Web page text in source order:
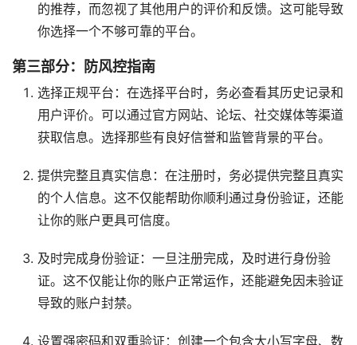
的推荐，而忽视了其他用户的评价和反馈。这可能导致
你选择一个不够可靠的平台。
第三部分：防风控指南
选择正规平台：在选择平台时，务必查看其历史记录和
用户评价。可以通过官方网站、论坛、社交媒体等渠道
获取信息。选择那些有良好信誉和监管背景的平台。
提供完整且真实信息：在注册时，务必提供完整且真实
的个人信息。这不仅能帮助你顺利通过身份验证，还能
让你的账户更具可信度。
及时完成身份验证：一旦注册完成，及时进行身份验
证。这不仅能让你的账户正常运作，还能避免因未验证
导致的账户封禁。
设置强密码和双重验证：创建一个包含大小写字母、数